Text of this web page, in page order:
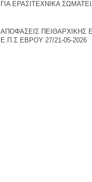
ΓΙΑ ΕΡΑΣΙΤΕΧΝΙΚΑ
ΑΠΟΦΑΣΕΙΣ ΠΕΙΘΑΡΧΙΚΗΣ
Ε.Π.Σ ΕΒΡΟΥ 27/21-05-2026